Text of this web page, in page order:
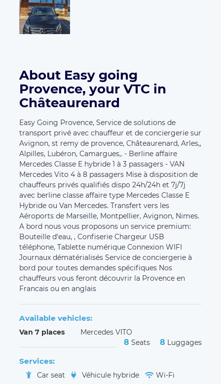
About Easy going
Provence, your VTC in
Châteaurenard
Easy Going Provence, Service de solutions de
transport privé avec chauffeur et de conciergerie sur
Avignon, st remy de provence, Châteaurenard, Arles,,
Alpilles, Lubéron, Camargues,. - Berline affaire
Mercedes Classe E hybride 1 à 3 passagers - VAN
Mercedes Vito 4 à 8 passagers Mise à disposition de
chauffeurs privés qualifiés dispo 24h/24h et 7j/7j
avec berline classe affaire type Mercedes Classe E
Hybride ou Van Mercedes. Transfert vers les
Aéroports de Marseille, Montpellier, Avignon, Nimes.
A bord nous vous proposons un service premium:
Bouteille d'eau, , Confiserie Chargeur USB
téléphone, Tablette numérique Connexion WIFI
Journaux dématérialisés Service de conciergerie à
bord pour toutes demandes spécifiques Nos
chauffeurs vous feront découvrir la Provence en
Francais ou en anglais
Available vehicles:
Van 7 places Mercedes VITO
8 Seats 8 Luggages
Services:
Car seat Véhicule hybride Wi-Fi